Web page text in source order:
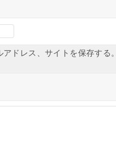
ドレス、サイトを保存する。